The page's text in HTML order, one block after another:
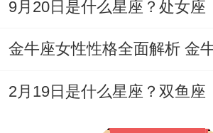
跨年烟火下被路人小哥哥撞
剧桥段 真的会发生！
柜里的战袍都准备好！
9月20日是什么星座？处女座
2月19日是什么星座？双鱼座